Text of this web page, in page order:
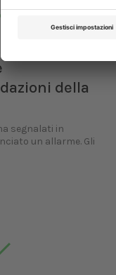
morti in
della
segnalati in
un allarme. Gli